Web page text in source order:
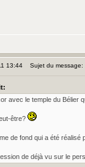
13:44 Sujet du message:
avec le temple du Bélier
être?
de fond qui a été
de déjà vu sur le